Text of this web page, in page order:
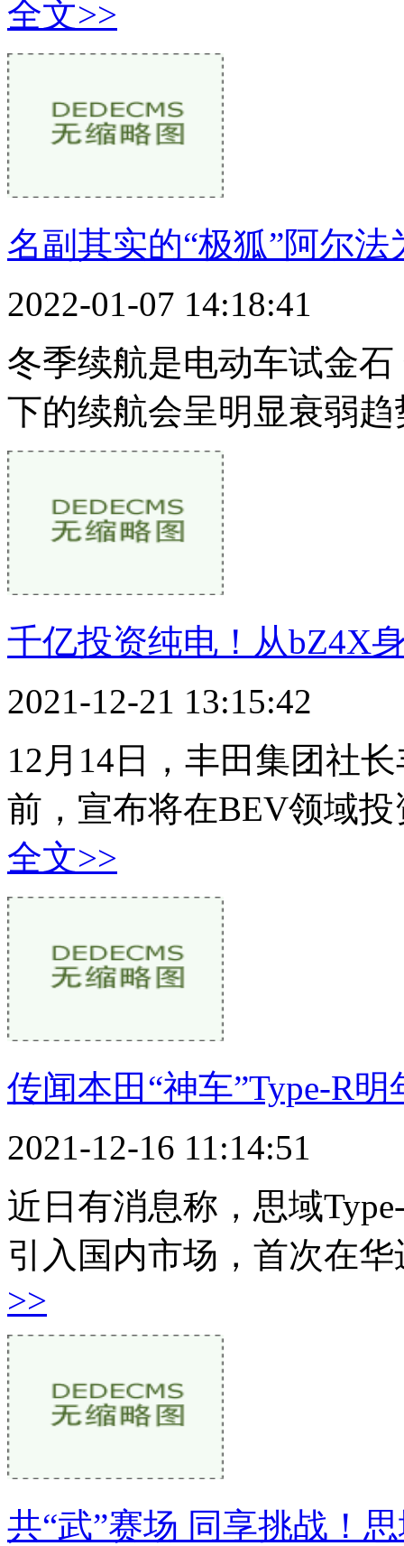
全文>>
名副其实的“极狐”阿尔法
2022-01-07 14:18:41
冬季续航是电动车试金
下的续航会呈明显衰弱
千亿投资纯电！从bZ4X
2021-12-21 13:15:42
12月14日，丰田集团社
前，宣布将在BEV领域
全文>>
传闻本田“神车”Type-R
2021-12-16 11:14:51
近日有消息称，思域
引入国内市场，首次在
>>
共“武”赛场 同享挑战！